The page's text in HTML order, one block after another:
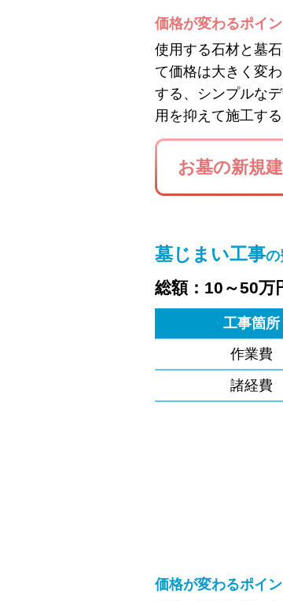
価格が変わるポイン
使用する石材と墓
て価格は大きく変
する、シンプルな
用を抑えて施工する
お墓の新規
墓じまい工事の
総額：10～50万
工事箇所
作業費
諸経費
価格が変わるポイン